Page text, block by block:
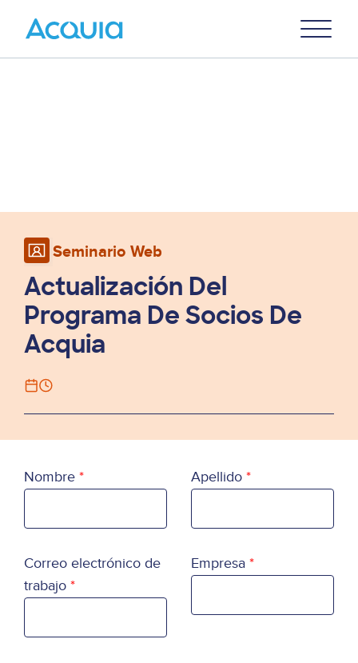
Menu
Seminario Web
Actualización Del
Programa De Socios De
Acquia
Nombre Apellido
Correo electrónico de
trabajo
Empresa